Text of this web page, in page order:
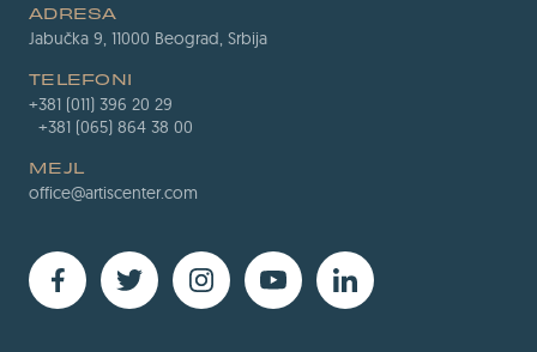
ADRESA
Jabučka 9, 11000 Beograd, Srbija
TELEFONI
+381 (011) 396 20 29
+381 (065) 864 38 00
MEJL
office@artiscenter.com